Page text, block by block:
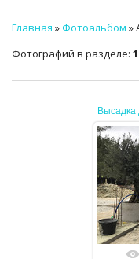
Главная »Фотоальбом »
Фотографий в разделе:
Высадка